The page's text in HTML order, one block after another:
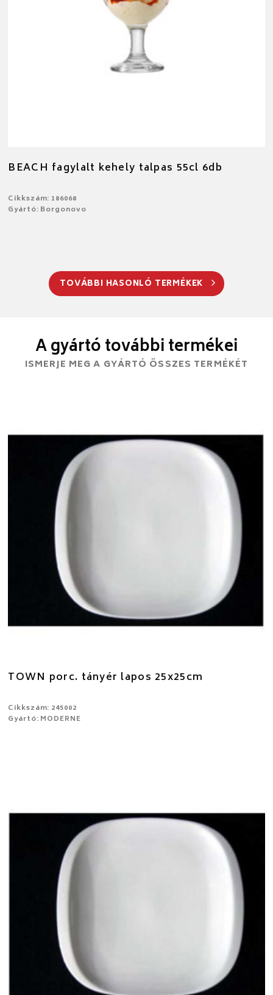
BEACH fagylalt kehely talpas 55cl 6db
Cikkszám: 186068
Gyártó: Borgonovo
TOVÁBBI HASONLÓ TERMÉKEK
A gyártó további termékei
ISMERJE MEG A GYÁRTÓ ÖSSZES TERMÉKÉT
TOWN porc. tányér lapos 25x25cm
Cikkszám: 245002
Gyártó: MODERNE